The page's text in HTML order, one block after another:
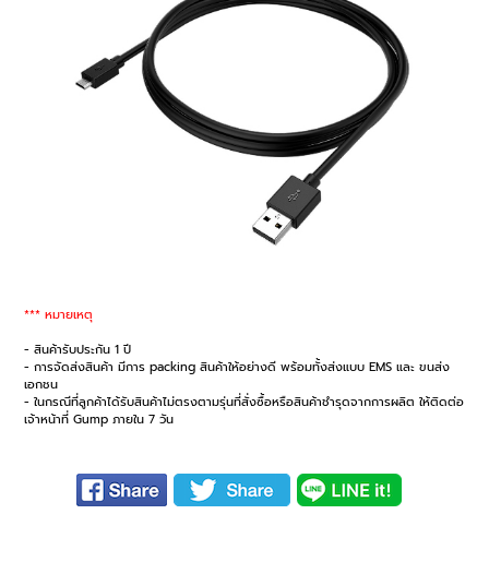
*** หมายเหตุ
- สินค้ารับประกัน 1 ปี
- การจัดส่งสินค้า มีการ packing สินค้าให้อย่างดี พร้อมทั้งส่งแบบ EMS และ ขนส่ง
เอกชน
- ในกรณีที่ลูกค้าได้รับสินค้าไม่ตรงตามรุ่นที่สั่งซื้อหรือสินค้าชำรุดจากการผลิต ให้ติดต่อ
เจ้าหน้าที่ Gump ภายใน 7 วัน